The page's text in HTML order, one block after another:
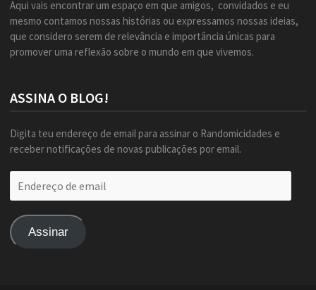
Aqui vais encontrar um espaço em que amigos, convidados e eu
mesmo contamos nossas histórias ou expressamos nossas ideias,
que considero serem de relevância e importância únicas para
promover uma reflexão sobre o mundo em que vivemos.
ASSINA O BLOG!
Digita teu endereço de email para assinar o Randomicidades e
receber notificações de novas publicações por email.
de
Assinar